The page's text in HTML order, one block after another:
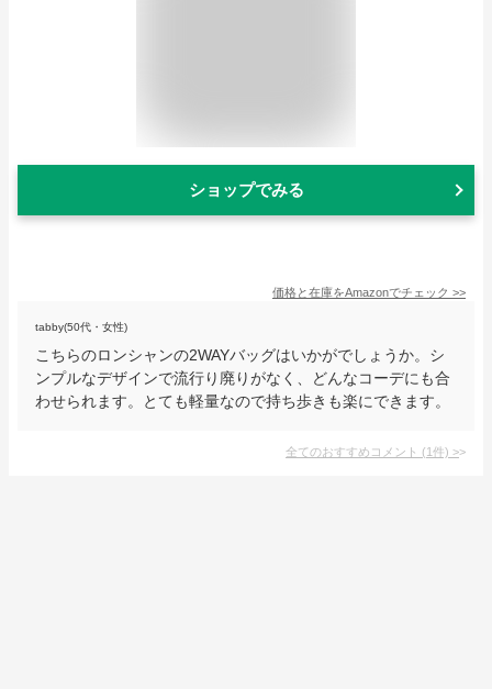
ショップでみる
価格と在庫をAmazonでチェック >>
tabby(50代・女性)
こちらのロンシャンの2WAYバッグはいかがでしょうか。シ
ンプルなデザインで流行り廃りがなく、どんなコーデにも合
わせられます。とても軽量なので持ち歩きも楽にできます。
全てのおすすめコメント (1件) >